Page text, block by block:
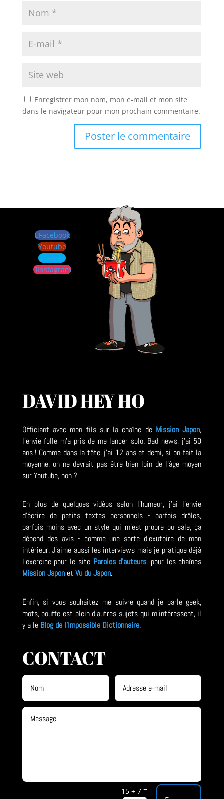
Enregistrer mon nom, mon e-mail et mon site
dans le navigateur pour mon prochain commentaire.
Facebook
Youtube
Twitter
Instagram
DAVID HEY HO
Officiant avec mon fils sur la chaîne de Mission Japon,
l'envie folle m'a pris de me lancer solo. Bad news, j'ai 50
ans ! Comme dans la tête, j'ai 12 ans et demi, si on fait la
moyenne, on ne devrait pas être bien loin de l'âge moyen
sur Youtube, non ?
En plus de quelques vidéos selon l'humeur, j'ai l'envie
d'écrire de petits textes personnels - parfois drôles,
parfois moins avec un style qui m'est propre ou sale, ça
dépend des avis - comme une sorte d'exutoire de mon
intérieur. J'aime aussi les interviews mais je pratique déjà
l'exercice pour le site Paroles d'auteurs, pour les chaînes
Mission Japonet Vu du Japon.
Enfin, si vous souhaitez me suivre quand je parle geek,
mots, bouffe est plein d'autres sujets qui m'intéressent, il
y a le Blog de l'Impossible Dictionnaire.
CONTACT
15 + 7 =